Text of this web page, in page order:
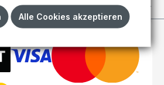
Alle Cookies akzeptieren